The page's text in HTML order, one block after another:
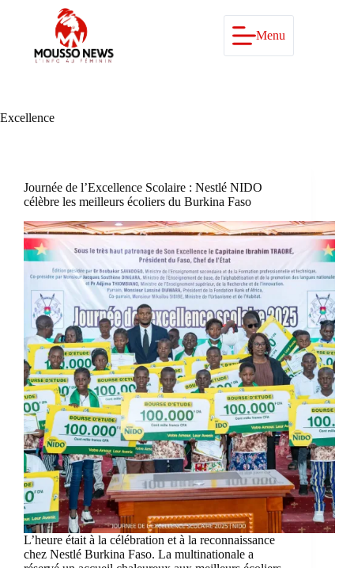
Menu
Excellence
Journée de l’Excellence Scolaire : Nestlé NIDO
célèbre les meilleurs écoliers du Burkina Faso
L’heure était à la célébration et à la reconnaissance
chez Nestlé Burkina Faso. La multinationale a